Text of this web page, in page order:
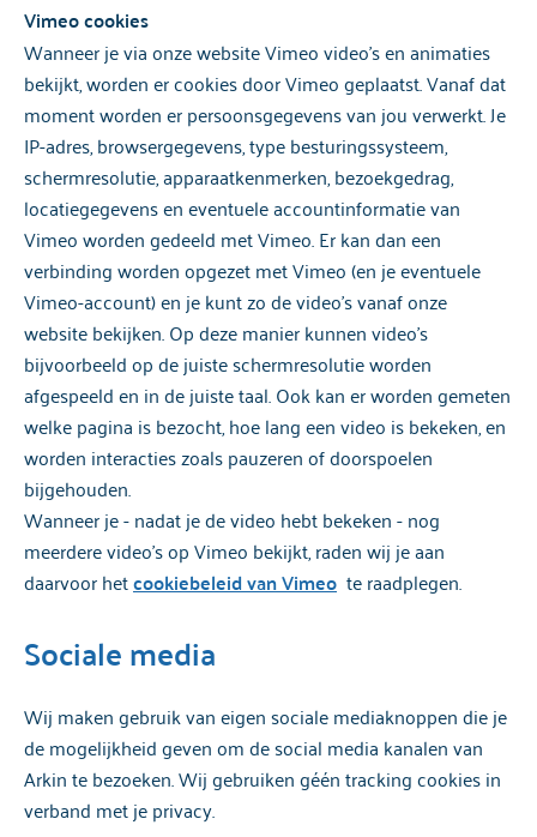
Vimeo cookies
Wanneer je via onze website Vimeo video's en animaties
bekijkt, worden er cookies door Vimeo geplaatst. Vanaf dat
moment worden er persoonsgegevens van jou verwerkt. Je
IP-adres, browsergegevens, type besturingssysteem,
schermresolutie, apparaatkenmerken, bezoekgedrag,
locatiegegevens en eventuele accountinformatie van
Vimeo worden gedeeld met Vimeo. Er kan dan een
verbinding worden opgezet met Vimeo (en je eventuele
Vimeo-account) en je kunt zo de video's vanaf onze
website bekijken. Op deze manier kunnen video's
bijvoorbeeld op de juiste schermresolutie worden
afgespeeld en in de juiste taal. Ook kan er worden gemeten
welke pagina is bezocht, hoe lang een video is bekeken, en
worden interacties zoals pauzeren of doorspoelen
bijgehouden.
Wanneer je - nadat je de video hebt bekeken - nog
meerdere video's op Vimeo bekijkt, raden wij je aan
daarvoor hetcookiebeleid van Vimeo te raadplegen.
Sociale media
Wij maken gebruik van eigen sociale mediaknoppen die je
de mogelijkheid geven om de social media kanalen van
Arkin te bezoeken. Wij gebruiken géén tracking cookies in
verband met je privacy.